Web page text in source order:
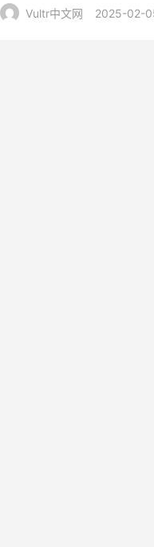
Vultr中文网
2025-02-